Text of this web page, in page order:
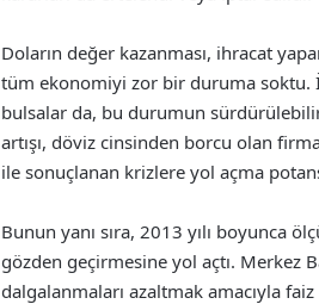
Doların değer kazanması, ihracat
tüm ekonomiyi zor bir duruma soktu.
bulsalar da, bu durumun
artışı, döviz cinsinden borcu olan
ile sonuçlanan krizlere yol açma
Bunun yanı sıra, 2013 yılı boyunca
gözden geçirmesine yol açtı. Merkez
dalgalanmaları azaltmak amacıyla